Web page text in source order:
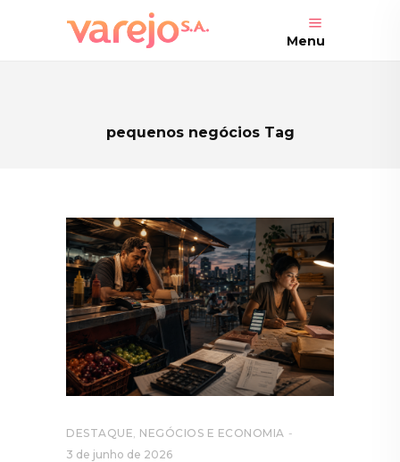
Menu
pequenos negócios Tag
DESTAQUE NEGÓCIOS E ECONOMIA
3 de junho de 2026